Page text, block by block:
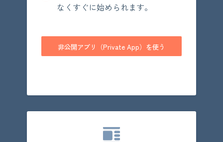
なくすぐに始められます。
非公開アプリ（Private App）を使う